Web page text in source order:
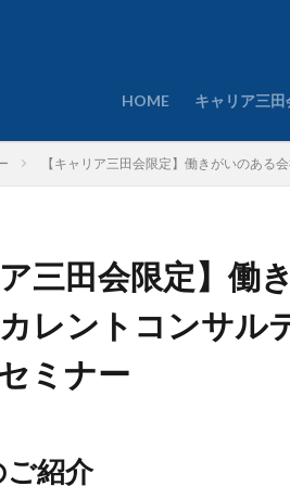
HOME キャリア三田
【キャリア三田会限定】働きがいのある
ア三田会限定】働
レントコンサル
ミナー
紹介